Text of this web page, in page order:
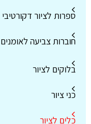
ספרות לציור דקורטיבי
חוברות צביעה לאומנים
בלוקים לציור
כני ציור
כלים לציור